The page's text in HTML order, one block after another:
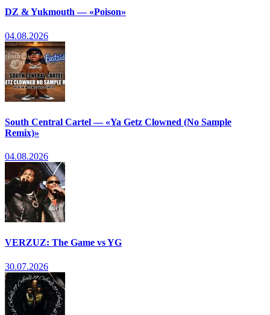
DZ & Yukmouth — «Poison»
04.08.2026
South Central Cartel — «Ya Getz Clowned (No Sample
Remix)»
04.08.2026
VERZUZ: The Game vs YG
30.07.2026